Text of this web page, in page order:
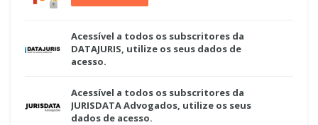
Acessível a todos os subscritores da
DATAJURIS, utilize os seus dados de
acesso.
Acessível a todos os subscritores da
JURISDATA Advogados, utilize os seus
dados de acesso.